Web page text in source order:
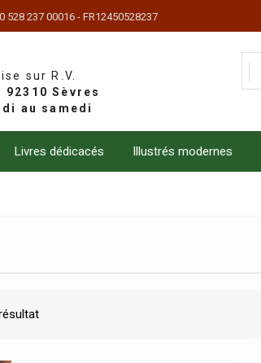
528 237 00016 - FR12450528237
sur R.V.
Livres dédicacés Illustrés modernes